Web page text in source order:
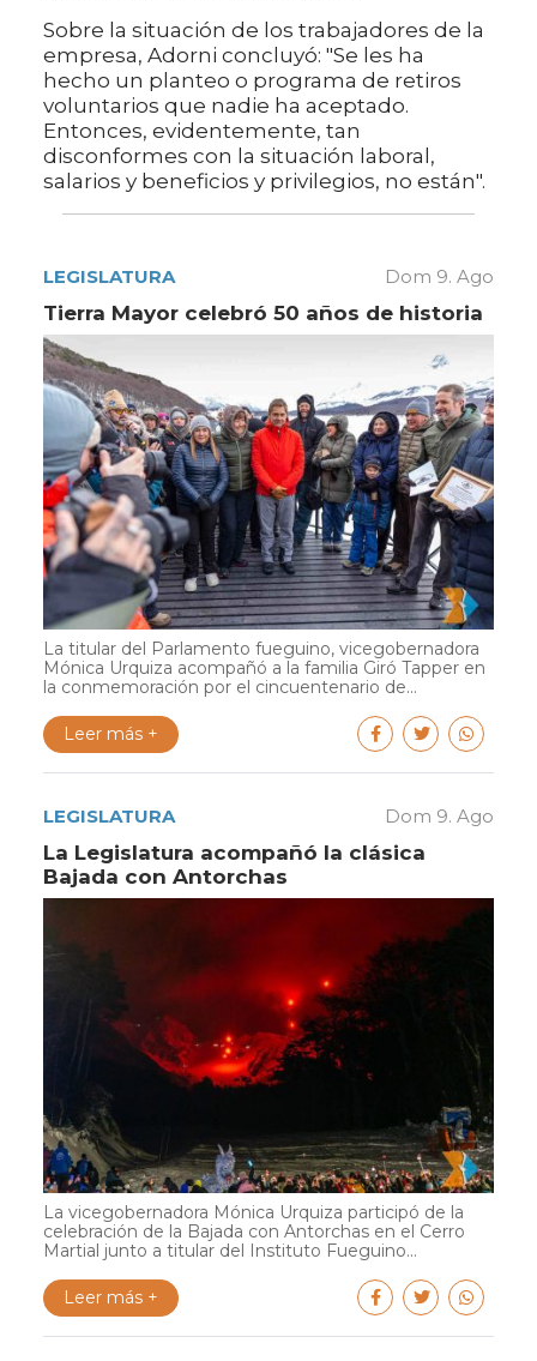
Sobre la situación de los trabajadores de la
empresa, Adorni concluyó: "Se les ha
hecho un planteo o programa de retiros
voluntarios que nadie ha aceptado.
Entonces, evidentemente, tan
disconformes con la situación laboral,
salarios y beneficios y privilegios, no están".
LEGISLATURA Dom 9. Ago
Tierra Mayor celebró 50 años de historia
La titular del Parlamento fueguino, vicegobernadora
Mónica Urquiza acompañó a la familia Giró Tapper en
la conmemoración por el cincuentenario de...
Leer más +
LEGISLATURA Dom 9. Ago
La Legislatura acompañó la clásica
Bajada con Antorchas
La vicegobernadora Mónica Urquiza participó de la
celebración de la Bajada con Antorchas en el Cerro
Martial junto a titular del Instituto Fueguino...
Leer más +